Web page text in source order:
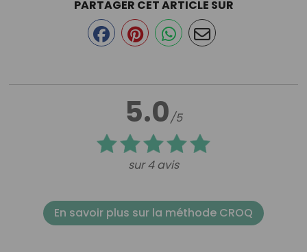
5.0/5
sur 4 avis
PARTAGER CET ARTICLE SUR
En savoir plus sur la méthode CROQ